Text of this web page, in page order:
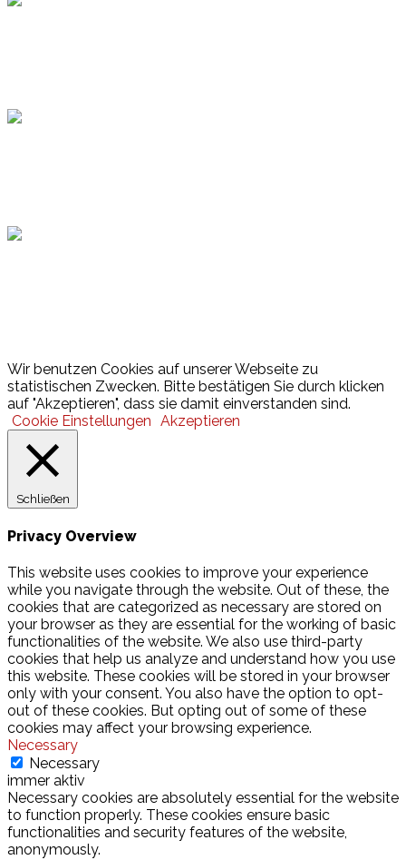
Wir benutzen Cookies auf unserer Webseite zu
statistischen Zwecken. Bitte bestätigen Sie durch klicken
auf "Akzeptieren", dass sie damit einverstanden sind.
Cookie Einstellungen Akzeptieren
Schließen
Privacy Overview
This website uses cookies to improve your experience
while you navigate through the website. Out of these, the
cookies that are categorized as necessary are stored on
your browser as they are essential for the working of basic
functionalities of the website. We also use third-party
cookies that help us analyze and understand how you use
this website. These cookies will be stored in your browser
only with your consent. You also have the option to opt-
out of these cookies. But opting out of some of these
cookies may affect your browsing experience.
Necessary
Necessary
immer aktiv
Necessary cookies are absolutely essential for the website
to function properly. These cookies ensure basic
functionalities and security features of the website,
anonymously.